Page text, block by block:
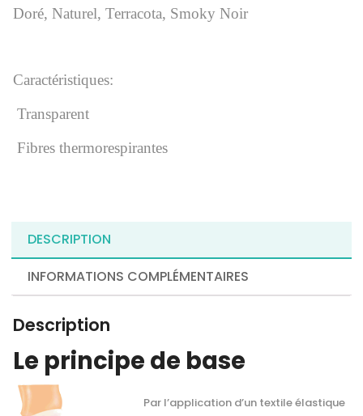
Doré, Naturel, Terracota, Smoky Noir
Caractéristiques:
Transparent
Fibres thermorespirantes
DESCRIPTION
INFORMATIONS COMPLÉMENTAIRES
Description
Le principe de base
Par l’application d’un textile élastique